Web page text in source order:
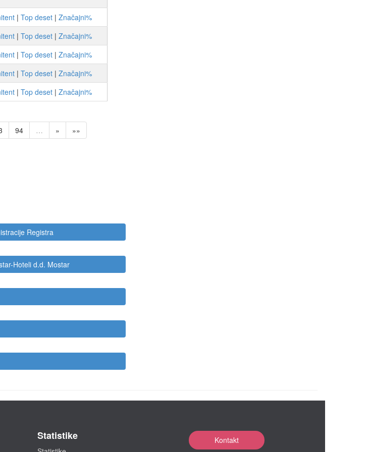
| Top deset | Značajni%
| Top deset | Značajni%
| Top deset | Značajni%
| Top deset | Značajni%
| Top deset | Značajni%
94 … » »»
Registra
Hoteli d.d. Mostar
Statistike Kontakt